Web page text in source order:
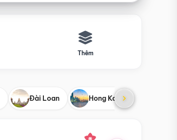
Thêm
Đài Loan Hong Kong